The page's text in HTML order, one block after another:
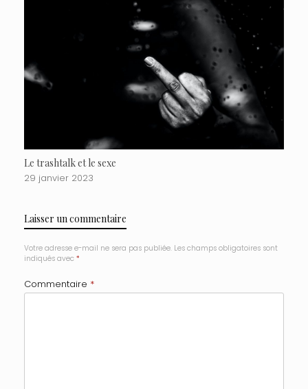
Le trashtalk et le sexe
29 janvier 2023
Laisser un commentaire
Votre adresse e-mail ne sera pas publiée. Les champs obligatoires sont
indiqués avec *
Commentaire *